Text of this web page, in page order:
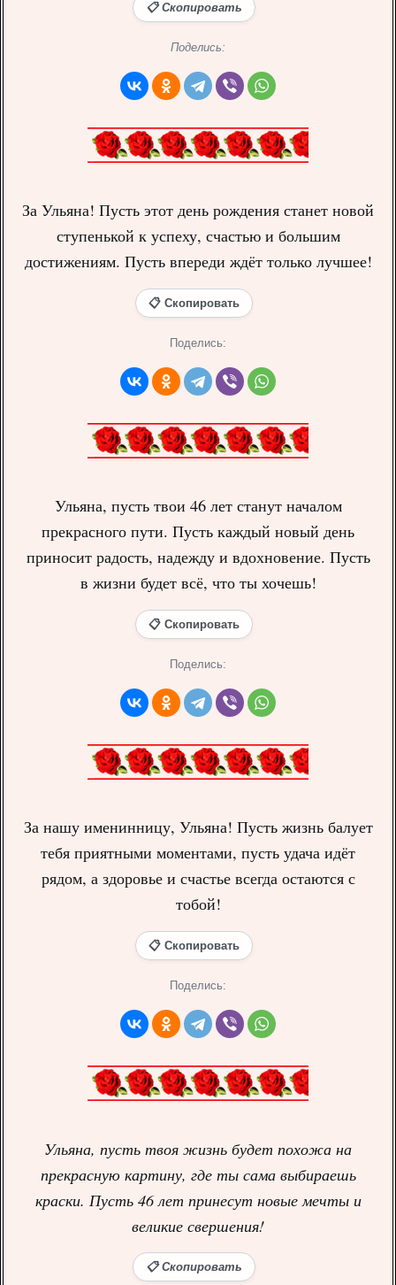
📋 Скопировать
Поделись:
За Ульяна! Пусть этот день рождения станет новой
ступенькой к успеху, счастью и большим
достижениям. Пусть впереди ждёт только лучшее!
📋 Скопировать
Поделись:
Ульяна, пусть твои 46 лет станут началом
прекрасного пути. Пусть каждый новый день
приносит радость, надежду и вдохновение. Пусть
в жизни будет всё, что ты хочешь!
📋 Скопировать
Поделись:
За нашу именинницу, Ульяна! Пусть жизнь балует
тебя приятными моментами, пусть удача идёт
рядом, а здоровье и счастье всегда остаются с
тобой!
📋 Скопировать
Поделись:
Ульяна, пусть твоя жизнь будет похожа на
прекрасную картину, где ты сама выбираешь
краски. Пусть 46 лет принесут новые мечты и
великие свершения!
📋 Скопировать